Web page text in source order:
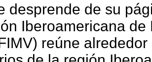
desprende de su
Iberoamericana de
reúne